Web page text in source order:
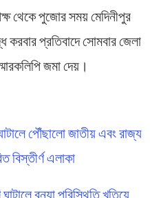
থেকে পুজোর সময় মেদিনীপুর
করবার প্রতিবাদে সোমবার জেলা
জমা দেয়।
পৌঁছালো জাতীয় এবং রাজ্য
বিস্তীর্ণ এলাকা
ঘাটালে বন্যা পরিস্থিতি খতিয়ে